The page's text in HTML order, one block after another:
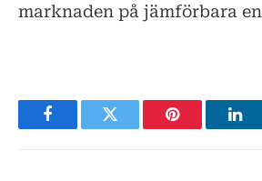
marknaden på jämförbara
FacebookTwitter Pinterest